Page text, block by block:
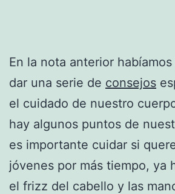
En la nota anterior
dar una serie de consejos
el cuidado de nuestro
hay algunos puntos de
es importante cuidar si
jóvenes por más tiempo, ya
el frizz del cabello y las